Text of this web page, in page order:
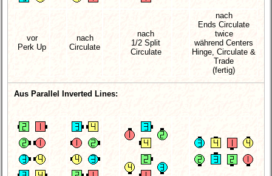
vor
Perk Up
nach
Circulate
nach
1/2 Split
Circulate
nach
Ends Circulate
twice
während Centers
Hinge, Circulate &
Trade
(fertig)
Aus Parallel Inverted Lines: